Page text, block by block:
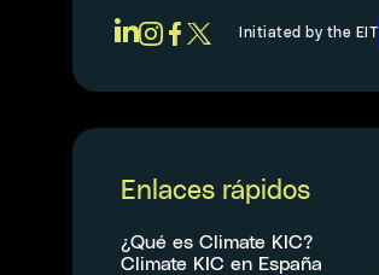
Initiated by the EIT
Enlaces rápidos
¿Qué es Climate KIC?
Climate KIC en España